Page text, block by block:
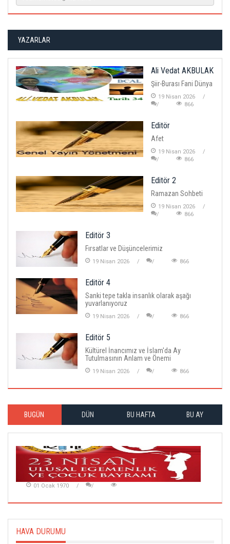
YAZARLAR
Ali Vedat AKBULAK
Şiir-Burası Fani Dünya
19 Nisan 2026
866
Editör
Afet
19 Nisan 2026
866
Editör 2
Ramazan Sohbeti
19 Nisan 2026
866
Editör 3
Fırsatlar ve Düşüncelerimiz
19 Nisan 2026 866
Editör 4
Sanki tepe takla insanlık olarak aşağı
yuvarlanıyoruz
19 Nisan 2026 866
Editör 5
Kültürel İnancımız ve İslam'da Ay
Tutulmasının Anlam ve Önemi
19 Nisan 2026 866
BUGÜN DÜN BU HAFTA BU AY
01 Ocak 1970
HAVA DURUMU